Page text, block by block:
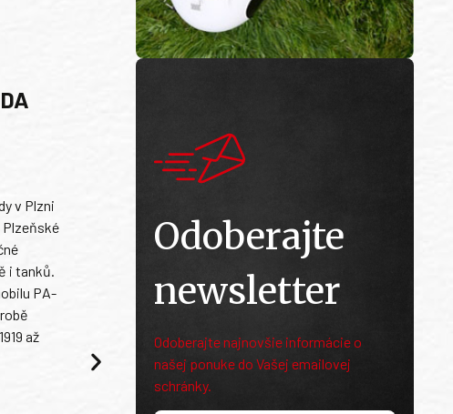
v Plzni
i tanků.
PA-
až
Odoberajte
newsletter
Odoberajte najnovšie informácie o
našej ponuke do Vašej emailovej
schránky.